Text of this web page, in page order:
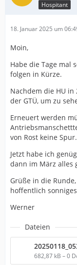
Hospitant
18. Januar 2025 um
Moin,
Habe die Tage mal
folgen in Kürze.
Nachdem die HU
der GTÜ, um zu
Erneuert werden
von Rost keine Spur.
Jetzt habe ich
dann im März alles
Grüße in die
hoffentlich sonniges
Werner
Dateien
682,87 kB – 0